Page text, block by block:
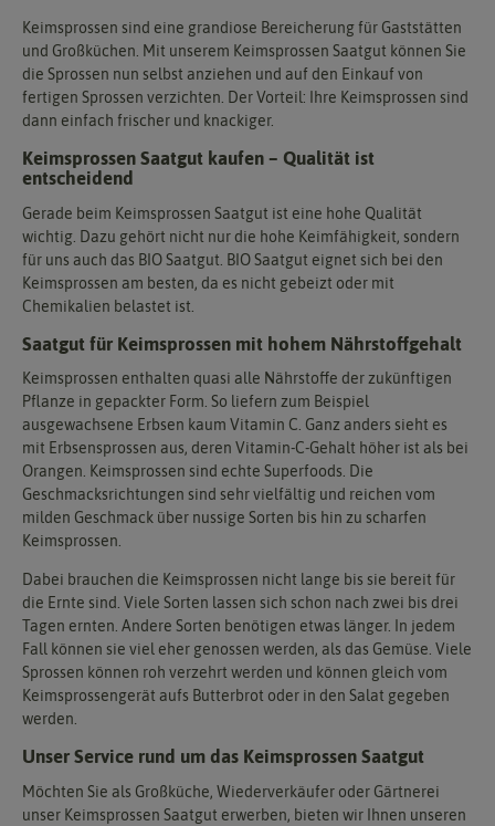
Keimsprossen sind eine grandiose Bereicherung für Gaststätten
und Großküchen. Mit unserem Keimsprossen Saatgut können Sie
die Sprossen nun selbst anziehen und auf den Einkauf von
fertigen Sprossen verzichten. Der Vorteil: Ihre Keimsprossen sind
dann einfach frischer und knackiger.
Keimsprossen Saatgut kaufen – Qualität ist
entscheidend
Gerade beim Keimsprossen Saatgut ist eine hohe Qualität
wichtig. Dazu gehört nicht nur die hohe Keimfähigkeit, sondern
für uns auch das BIO Saatgut. BIO Saatgut eignet sich bei den
Keimsprossen am besten, da es nicht gebeizt oder mit
Chemikalien belastet ist.
Saatgut für Keimsprossen mit hohem Nährstoffgehalt
Keimsprossen enthalten quasi alle Nährstoffe der zukünftigen
Pflanze in gepackter Form. So liefern zum Beispiel
ausgewachsene Erbsen kaum Vitamin C. Ganz anders sieht es
mit Erbsensprossen aus, deren Vitamin-C-Gehalt höher ist als bei
Orangen. Keimsprossen sind echte Superfoods. Die
Geschmacksrichtungen sind sehr vielfältig und reichen vom
milden Geschmack über nussige Sorten bis hin zu scharfen
Keimsprossen.
Dabei brauchen die Keimsprossen nicht lange bis sie bereit für
die Ernte sind. Viele Sorten lassen sich schon nach zwei bis drei
Tagen ernten. Andere Sorten benötigen etwas länger. In jedem
Fall können sie viel eher genossen werden, als das Gemüse. Viele
Sprossen können roh verzehrt werden und können gleich vom
Keimsprossengerät aufs Butterbrot oder in den Salat gegeben
werden.
Unser Service rund um das Keimsprossen Saatgut
Möchten Sie als Großküche, Wiederverkäufer oder Gärtnerei
unser Keimsprossen Saatgut erwerben, bieten wir Ihnen unseren